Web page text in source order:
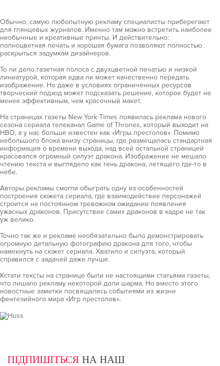
Обычно, самую любопытную рекламу специалисты приберегают
для глянцевых журналов. Именно там можно встретить наиболее
необычные и креативные принты. И действительно:
полноцветная печать и хорошая бумага позволяют полностью
раскрыться задумкам дизайнеров.
То ли дело газетная полоса с двухцветной печатью и низкой
линиатурой, которая едва ли может качественно передать
изображение. Но даже в условиях ограниченных ресурсов
творческий подход может подсказать решение, которое будет не
менее эффективным, чем красочный макет.
На страницах газеты New York Times появилась реклама нового
сезона сериала телеканал Game of Thrones, который выходит на
HBO, а у нас больше известен как «Игры престолов». Помимо
небольшого блока внизу страницы, где размещалась стандартная
информация о времени выхода, над всей остальной страницей
красовался огромный силуэт дракона. Изображение не мешало
чтению текста и выглядело как тень дракона, летящего где-то в
небе.
Авторы рекламы смогли обыграть одну из особенностей
построения сюжета сериала, где взаимодействие персонажей
строится на постоянном тревожном ожидании появления
ужасных драконов. Присутствие самих драконов в кадре не так
уж велико.
Точно так же и рекламе необязательно было демонстрировать
огромную детальную фотографию дракона для того, чтобы
намекнуть на сюжет сериала. Хватило и силуэта, который
справился с задачей даже лучше.
Кстати тексты на странице были не настоящими статьями газеты,
что лишало рекламу некоторой доли шарма. Но вместо этого
новостные заметки посвящались событиями из жизни
фентезийного мира «Игр престолов».
ПІДПИШІТЬСЯ НА НАШ